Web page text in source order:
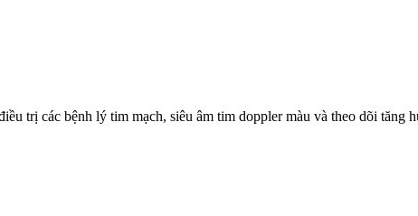
trị các bệnh lý tim mạch, siêu âm tim doppler màu và theo dõi tăng